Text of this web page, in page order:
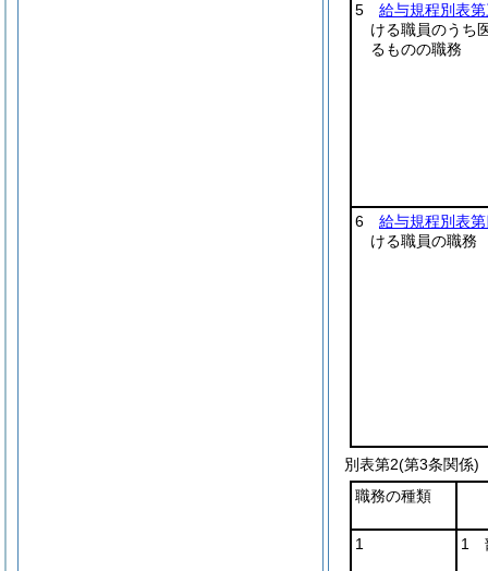
5 給与規程別表
ける職員のうち
るものの職務
6 給与規程別表
ける職員の職務
別表第2(第3条関係)
職務の種類
1 1